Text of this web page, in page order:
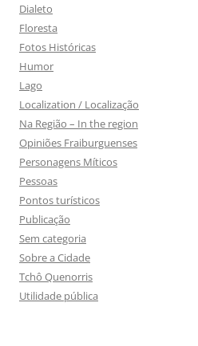
Dialeto
Floresta
Fotos Históricas
Humor
Lago
Localization / Localização
Na Região – In the region
Opiniões Fraiburguenses
Personagens Míticos
Pessoas
Pontos turísticos
Publicação
Sem categoria
Sobre a Cidade
Tchô Quenorris
Utilidade pública